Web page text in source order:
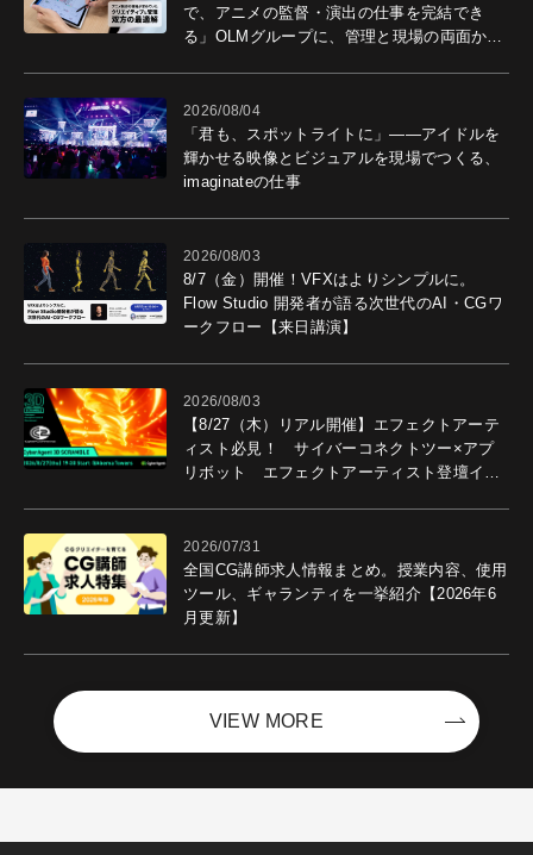
で、アニメの監督・演出の仕事を完結でき
る」OLMグループに、管理と現場の両面から
2026/08/04
「君も、スポットライトに」――アイドルを
輝かせる映像とビジュアルを現場でつくる、
imaginateの仕事
2026/08/03
8/7（金）開催！VFXはよりシンプルに。
Flow Studio 開発者が語る次世代のAI・CGワ
ークフロー【来日講演】
2026/08/03
【8/27（木）リアル開催】エフェクトアーテ
ィスト必見！ サイバーコネクトツー×アプ
リボット エフェクトアーティスト登壇イベ
2026/07/31
全国CG講師求人情報まとめ。授業内容、使用
ツール、ギャランティを一挙紹介【2026年6
月更新】
VIEW MORE